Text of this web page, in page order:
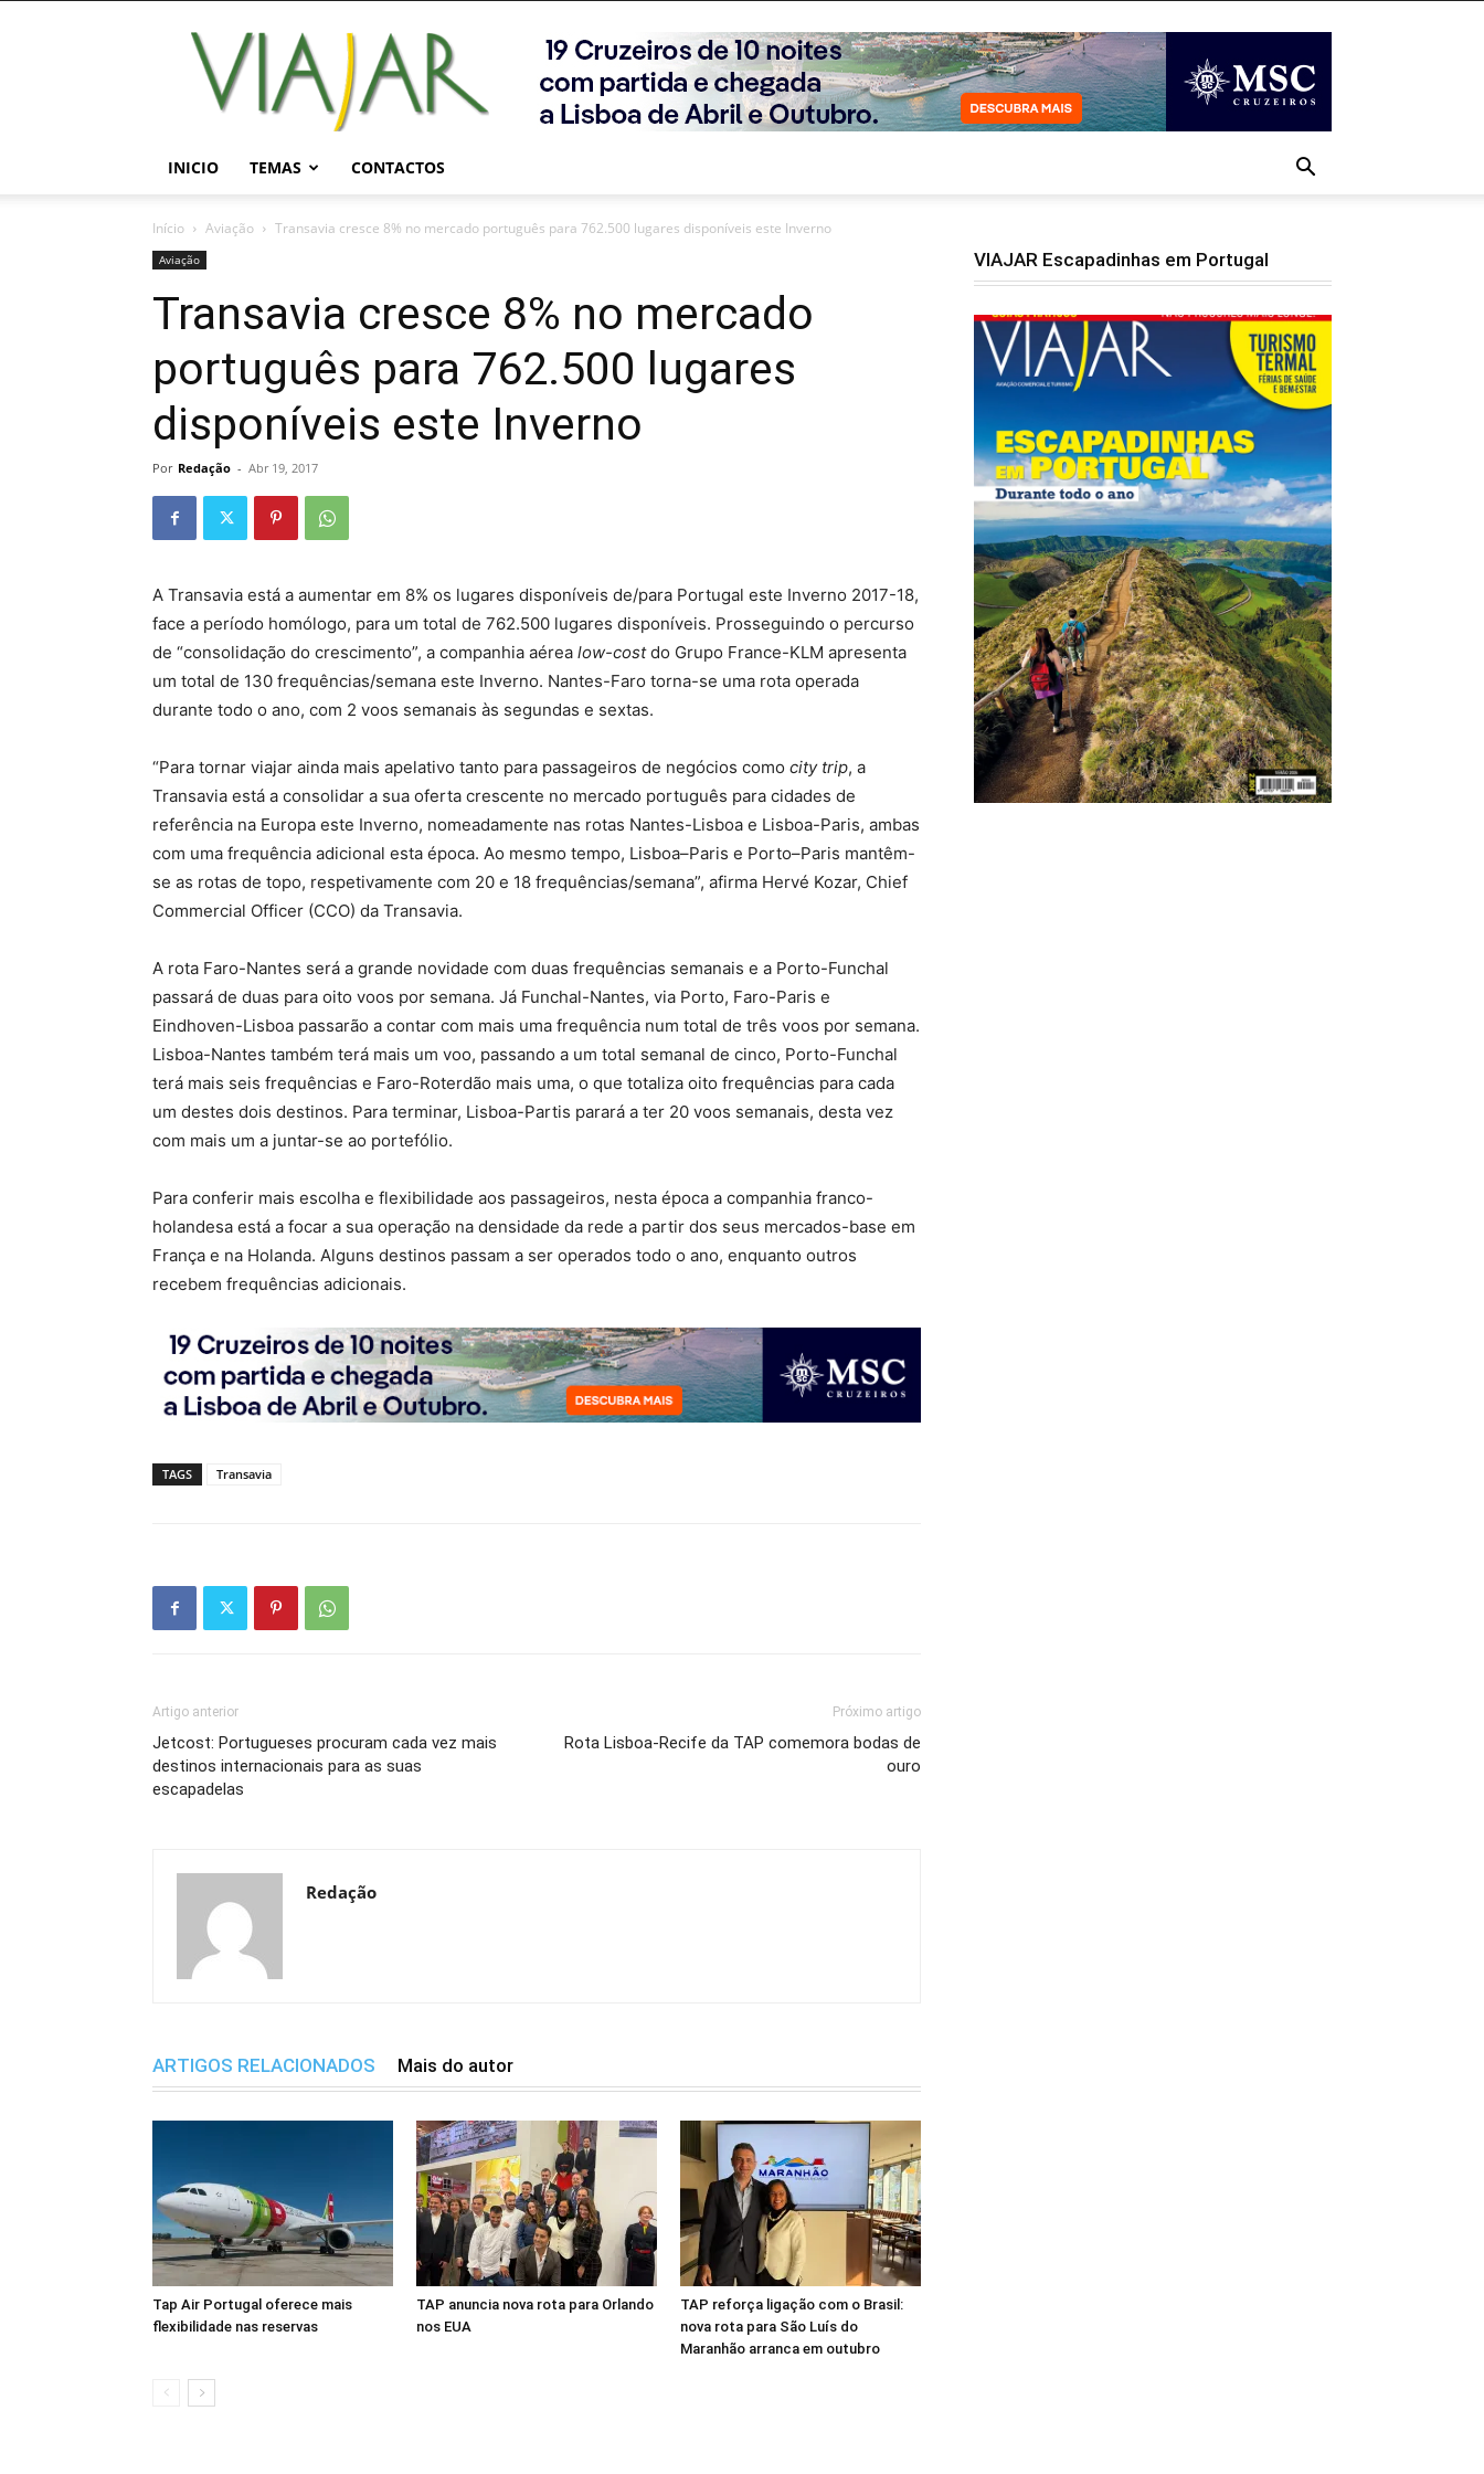
Viajar
Magazine
Online
INICIO TEMAS CONTACTOS
Início Aviação Transavia cresce 8% no mercado português para 762.500 lugares disponíveis este Inverno
Aviação
Transavia cresce 8% no mercado
português para 762.500 lugares
disponíveis este Inverno
Por Redação - Abr 19, 2017
A Transavia está a aumentar em 8% os lugares disponíveis de/para Portugal este Inverno 2017-18,
face a período homólogo, para um total de 762.500 lugares disponíveis. Prosseguindo o percurso
de “consolidação do crescimento”, a companhia aérea low-costdo Grupo France-KLM apresenta
um total de 130 frequências/semana este Inverno. Nantes-Faro torna-se uma rota operada
durante todo o ano, com 2 voos semanais às segundas e sextas.
“Para tornar viajar ainda mais apelativo tanto para passageiros de negócios como city trip, a
Transavia está a consolidar a sua oferta crescente no mercado português para cidades de
referência na Europa este Inverno, nomeadamente nas rotas Nantes-Lisboa e Lisboa-Paris, ambas
com uma frequência adicional esta época. Ao mesmo tempo, Lisboa–Paris e Porto–Paris mantêm-
se as rotas de topo, respetivamente com 20 e 18 frequências/semana”, afirma Hervé Kozar, Chief
Commercial Officer (CCO) da Transavia.
A rota Faro-Nantes será a grande novidade com duas frequências semanais e a Porto-Funchal
passará de duas para oito voos por semana. Já Funchal-Nantes, via Porto, Faro-Paris e
Eindhoven-Lisboa passarão a contar com mais uma frequência num total de três voos por semana.
Lisboa-Nantes também terá mais um voo, passando a um total semanal de cinco, Porto-Funchal
terá mais seis frequências e Faro-Roterdão mais uma, o que totaliza oito frequências para cada
um destes dois destinos. Para terminar, Lisboa-Partis parará a ter 20 voos semanais, desta vez
com mais um a juntar-se ao portefólio.
Para conferir mais escolha e flexibilidade aos passageiros, nesta época a companhia franco-
holandesa está a focar a sua operação na densidade da rede a partir dos seus mercados-base em
França e na Holanda. Alguns destinos passam a ser operados todo o ano, enquanto outros
recebem frequências adicionais.
TAGS Transavia
Artigo anterior
Jetcost: Portugueses procuram cada vez mais
destinos internacionais para as suas
escapadelas
Próximo artigo
Rota Lisboa-Recife da TAP comemora bodas de
ouro
Redação
ARTIGOS RELACIONADOS Mais do autor
Tap Air Portugal oferece mais
flexibilidade nas reservas
TAP anuncia nova rota para Orlando
nos EUA
TAP reforça ligação com o Brasil:
nova rota para São Luís do
Maranhão arranca em outubro
VIAJAR Escapadinhas em Portugal